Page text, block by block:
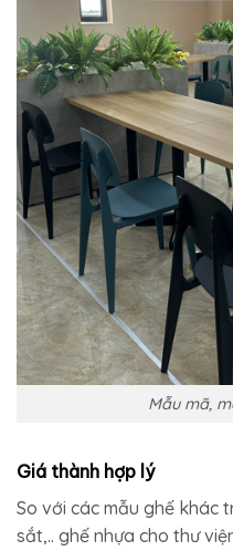
Mẫu mã,
Giá thành hợp lý
So với các mẫu ghế khác
sắt,.. ghế nhựa cho thư